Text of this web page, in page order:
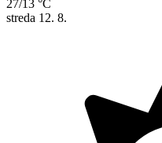
27/13 °C
streda 12. 8.